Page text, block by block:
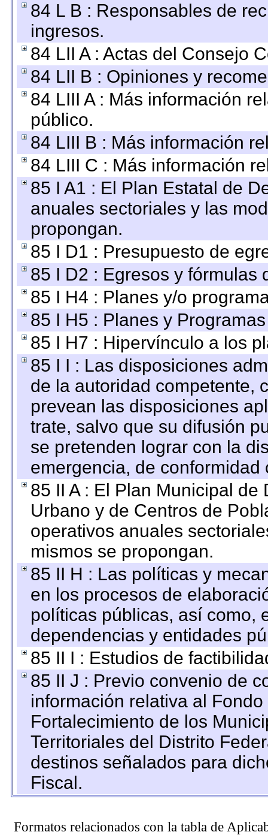
84 L B : Responsables de
ingresos.
84 LII A : Actas del Consejo
84 LII B : Opiniones y
84 LIII A : Más información
público.
84 LIII B : Más información
84 LIII C : Más información
85 I A1 : El Plan Estatal de
anuales sectoriales y las
propongan.
85 I D1 : Presupuesto de
85 I D2 : Egresos y fórmulas
85 I H4 : Planes y/o
85 I H5 : Planes y
85 I H7 : Hipervínculo a los
85 I I : Las disposiciones
de la autoridad competente,
prevean las disposiciones
trate, salvo que su difusión
se pretenden lograr con la
emergencia, de
85 II A : El Plan Municipal
Urbano y de Centros de
operativos anuales
mismos se propongan.
85 II H : Las políticas y
en los procesos de
políticas públicas, así como,
dependencias y entidades
85 II I : Estudios de
85 II J : Previo convenio de
información relativa al
Fortalecimiento de los
Territoriales del Distrito
destinos señalados para
Fiscal.
Formatos relacionados con la tabla de